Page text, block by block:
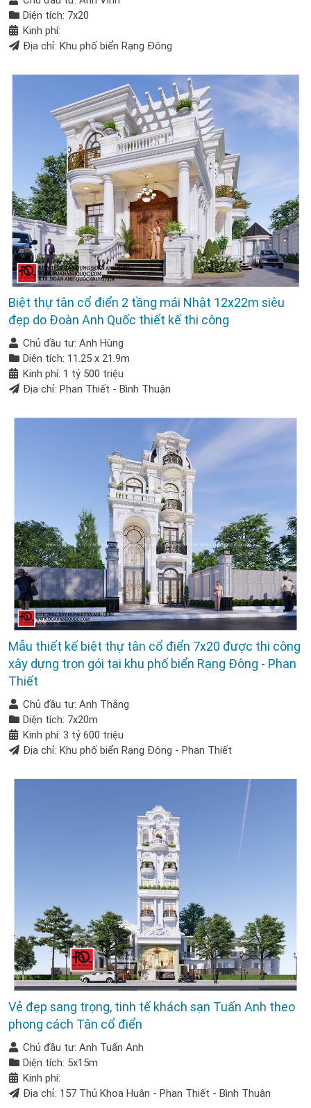
Diện tích: 7x20
Kinh phí:
Địa chỉ: Khu phố biển Rạng Đông
Biệt thự tân cổ điển 2 tầng mái Nhật 12x22m siêu
đẹp do Đoàn Anh Quốc thiết kế thi công
Chủ đầu tư: Anh Hùng
Diện tích: 11.25 x 21.9m
Kinh phí: 1 tỷ 500 triệu
Địa chỉ: Phan Thiết - Bình Thuận
Mẫu thiết kế biệt thự tân cổ điển 7x20 được thi công
xây dựng trọn gói tại khu phố biển Rạng Đông - Phan
Thiết
Chủ đầu tư: Anh Thắng
Diện tích: 7x20m
Kinh phí: 3 tỷ 600 triệu
Địa chỉ: Khu phố biển Rạng Đông - Phan Thiết
Vẻ đẹp sang trọng, tinh tế khách sạn Tuấn Anh theo
phong cách Tân cổ điển
Chủ đầu tư: Anh Tuấn Anh
Diện tích: 5x15m
Kinh phí:
Địa chỉ: 157 Thủ Khoa Huân - Phan Thiết - Bình Thuận